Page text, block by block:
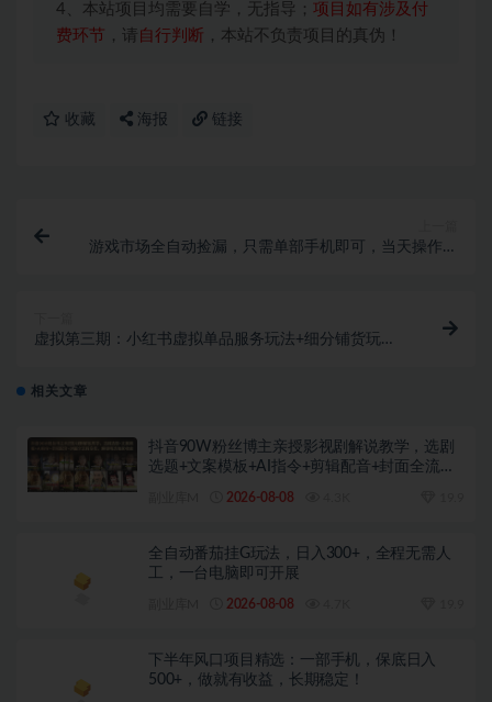
4、本站项目均需要自学，无指导； 项目如有涉及付
费环节 ，请 自行判断 ，本站不负责项目的真伪！
收藏 海报 链接
游戏市场全自动捡漏，只需单部手机即可，当天操作当
虚拟第三期：小红书虚拟单品服务玩法+细分铺货玩
相关文章
抖音90W粉丝博主亲授影视剧解说教学，选剧
选题+文案模板+AI指令+剪辑配音+封面全流程
2026-08-08
全自动番茄挂G玩法，日入300+，全程无需人
工，一台电脑即可开展
2026-08-08
下半年风口项目精选：一部手机，保底日入
500+，做就有收益，长期稳定！